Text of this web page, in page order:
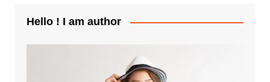
Hello ! I am author